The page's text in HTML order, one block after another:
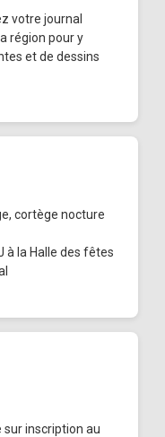
votre journal
région pour y
et de dessins
cortège nocture
à la Halle des fêtes
sur inscription au